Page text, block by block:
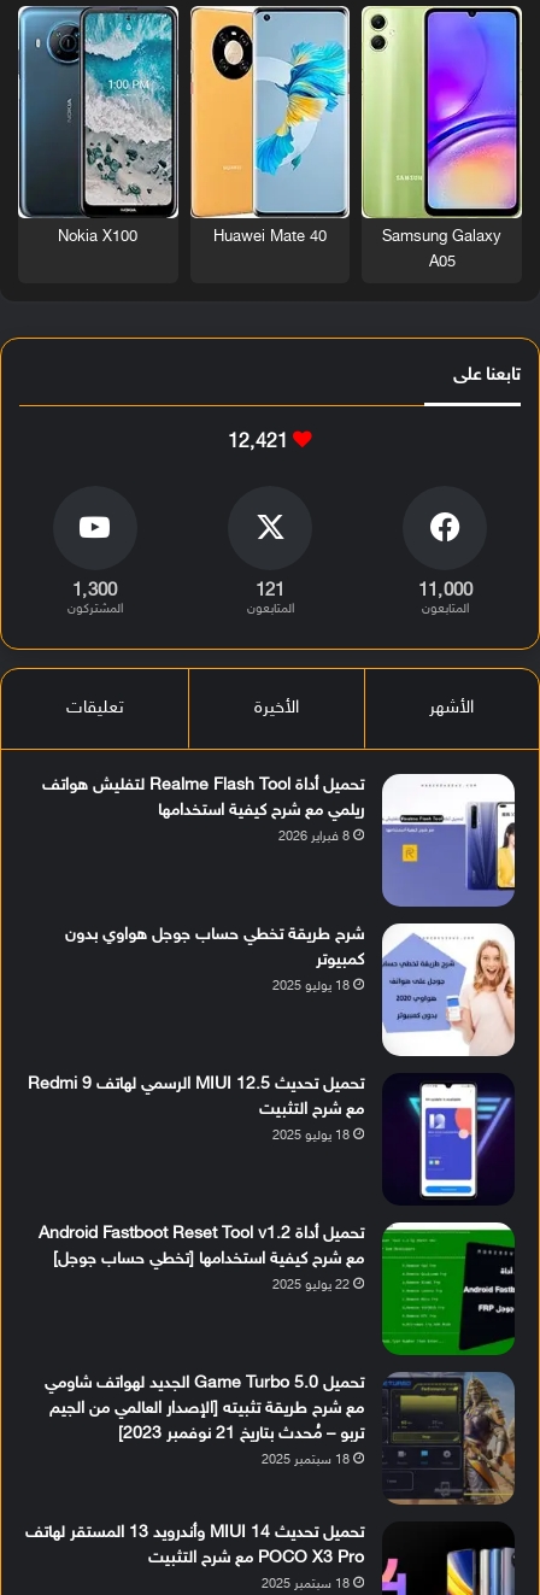
Samsung Galaxy
A05
Huawei Mate 40
Nokia X100
تابعنا على
12٬421
11٬000
المتابعون
121
المتابعون
1٬300
المشتركون
الأشهر الأخيرة تعليقات
تحميل أداة Realme Flash Tool لتفليش هواتف
ريلمي مع شرح كيفية استخدامها
8 فبراير 2026
شرح طريقة تخطي حساب جوجل هواوي بدون
كمبيوتر
18 يوليو 2025
تحميل تحديث MIUI 12.5 الرسمي لهاتف Redmi 9
مع شرح التثبيت
18 يوليو 2025
تحميل أداة Android Fastboot Reset Tool v1.2
مع شرح كيفية استخدامها [تخطي حساب جوجل]
22 يوليو 2025
تحميل Game Turbo 5.0 الجديد لهواتف شاومي
مع شرح طريقة تثبيته [الإصدار العالمي من الجيم
تربو – مُحدث بتاريخ 21 نوفمبر 2023]
18 سبتمبر 2025
تحميل تحديث MIUI 14 وأندرويد 13 المستقر لهاتف
POCO X3 Pro مع شرح التثبيت
18 سبتمبر 2025